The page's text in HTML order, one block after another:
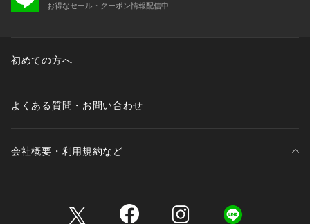
お得なセール・クーポン情報配信中
初めての方へ
よくある質問・お問い合わせ
会社概要・利用規約など